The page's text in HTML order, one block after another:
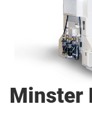
Minster